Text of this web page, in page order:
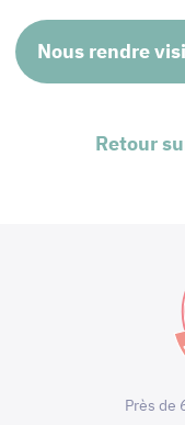
Nous rendre
Retour
Près de